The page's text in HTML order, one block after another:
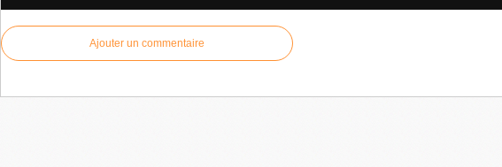
Ajouter un commentaire